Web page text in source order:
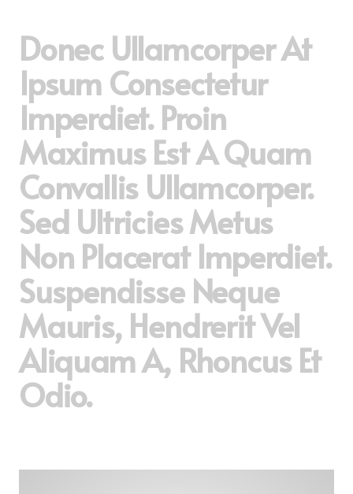
Donec Ullamcorper At
Ipsum Consectetur
Imperdiet. Proin
Maximus Est A Quam
Convallis Ullamcorper.
Sed Ultricies Metus
Non Placerat Imperdiet.
Suspendisse Neque
Mauris, Hendrerit Vel
Aliquam A, Rhoncus Et
Odio.